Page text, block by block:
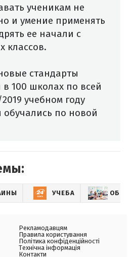
ученикам не
и умение применять
ее начали с
классов.
стандарты
в 100 школах по всей
учебном году
обучались по новой
УЧЕБА
Рекламодавцям
Правила користування
Політика конфіденційності
Технічна інформація
Контакти